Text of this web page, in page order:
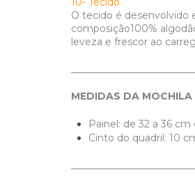
O tecido é desenvolvido
composição100%
leveza e frescor ao
MEDIDAS DA
Painel: de 32 a 36
​Cinto do quadril: 10